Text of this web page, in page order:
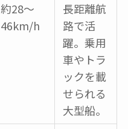
約28～
46km/h
長距離航
路で活
躍。乗用
車やトラ
ックを載
せられる
大型船。